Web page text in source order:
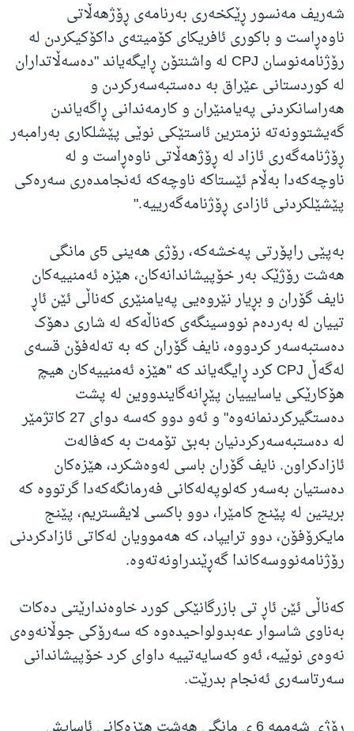
شەریف مەنسور ڕێکخەری بەرنامەی ڕۆژهەڵاتی
ناوەڕاست و باکوری ئافریکای کۆمیتەی داکۆکیکردن لە
رۆژنامەنوسان CPJ لە واشنتۆن ڕایگەیاند "دەسەڵاتداران
لە کوردستانی عێراق بە دەستبەسەرکردن و
هەراسانکردنی پەیامنێران و کارمەندانی ڕاگەیاندن
گەیشتوونەتە نزمترین ئاستێکی نوێی پێشلکاری بەرامبەر
ڕۆژنامەگەری ئازاد لە ڕۆژهەڵاتی ناوەڕاست و لە
ناوچەکەدا بەڵام ئێستاکە ناوچەکە ئەنجامدەری سەرەکی
پێشێلکردنی ئازادی ڕۆژنامەگەرییە."
بەپێی راپۆرتی پەخشەکە، رۆژی هەینی 5ی مانگی
هەشت رۆژێک بەر خۆپیشاندانەکان، هێزە ئەمنییەکان
نایف گۆران و بڕیار نێروەیی پەیامنێری کەناڵی ئێن ئاڕ
تییان لە بەردەم نووسینگەی کەناڵەکە لە شاری دهۆک
دەستبەسەر کردووە، نایف گۆران کە بە تەلەفۆن قسەی
لەگەڵ CPJ کرد ڕایگەیاند کە "هێزە ئەمنییەکان هیچ
هۆکارێکی یاسایییان پێڕانەگایندووین لە پشت
دەستگیرکردنمانەوە" و ئەو دوو کەسە دوای 27 کاتژمێر
لە دەستبەسەرکردنیان بەبێ تۆمەت بە کەفالەت
ئازادکراون. نایف گۆران باسی لەوەشکرد، هێزەکان
دەستیان بەسەر کەلوپەلەکانی فەرمانگەکەدا گرتووە کە
بریتین لە پێنج کامێرا، دوو باکسی لایڤستریم، پێنج
مایکرۆفۆن، دوو ترایپاد، کە هەموویان لەکاتی ئازادکردنی
رۆژنامەنووسەکاندا گەڕێندراونەتەوە.
کەناڵی ئێن ئاڕ تی بازرگانێکی کورد خاوەندارێتی دەکات
بەناوی شاسوار عەبدولواحیدەوە کە سەرۆکی جوڵانەوەی
نەوەی نوێیە، ئەو کەسایەتییە داوای کرد خۆپیشاندانی
سەرتاسەری ئەنجام بدرێت.